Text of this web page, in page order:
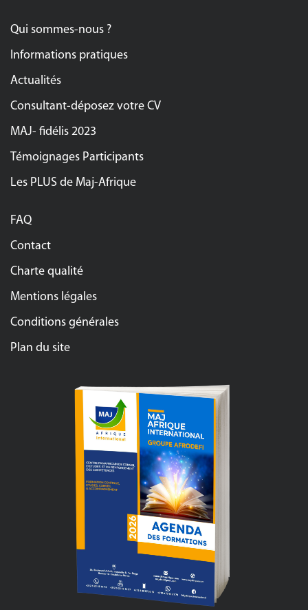
Qui sommes-nous ?
Informations pratiques
Actualités
Consultant-déposez votre CV
MAJ- fidélis 2023
Témoignages Participants
Les PLUS de Maj-Afrique
FAQ
Contact
Charte qualité
Mentions légales
Conditions générales
Plan du site